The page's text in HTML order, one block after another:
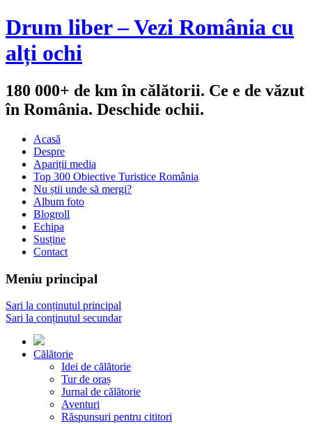
Drum liber – Vezi România cu
alți ochi
180 000+ de km în călătorii. Ce e de văzut
în România. Deschide ochii.
Acasă
Despre
Apariții media
Top 300 Obiective Turistice România
Nu știi unde să mergi?
Album foto
Blogroll
Echipa
Susține
Contact
Meniu principal
Sari la conținutul principal
Sari la conținutul secundar
Călătorie
Idei de călătorie
Tur de oraș
Jurnal de călătorie
Aventuri
Răspunsuri pentru cititori